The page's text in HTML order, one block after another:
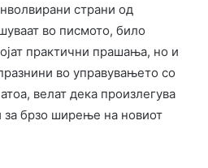
страни од
во писмото, било
практични прашања, но и
во управувањето со
велат дека произлегува
за брзо ширење на новиот